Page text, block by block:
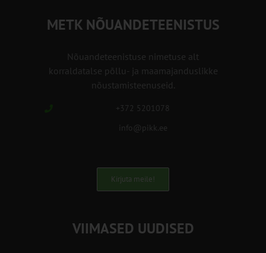
METK NÕUANDETEENISTUS
Nõuandeteenistuse nimetuse alt
korraldatalse põllu- ja maamajanduslikke
nõustamisteenuseid.
+372 5201078
info@pikk.ee
Kirjuta meile!
VIIMASED UUDISED